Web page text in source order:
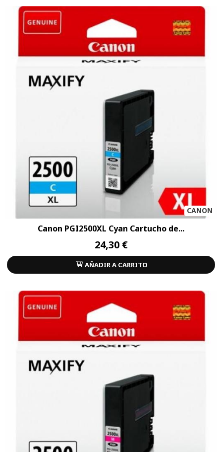
CANON
Canon PGI2500XL Cyan Cartucho de...
24,30 €
AÑADIR A CARRITO